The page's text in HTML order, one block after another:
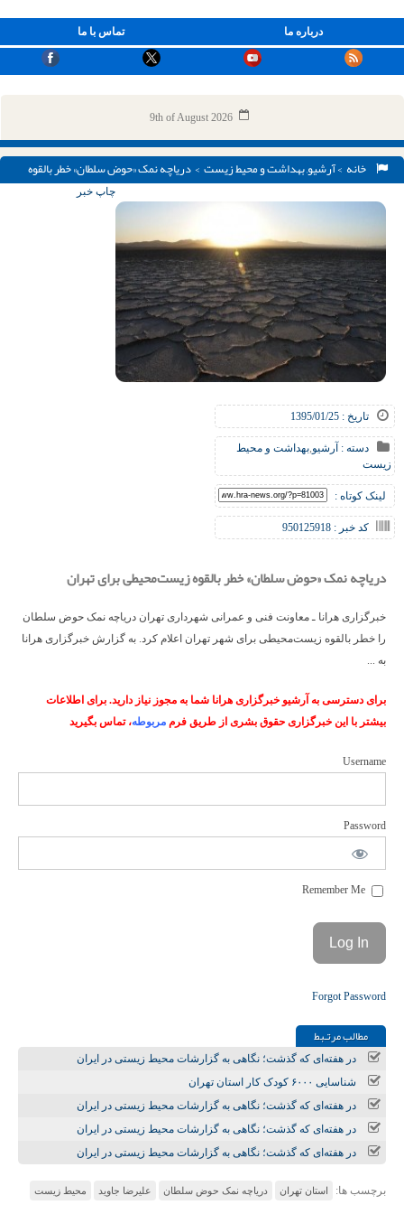
تماس با ما درباره ما
9th of August 2026
خانه >آرشیو,بهداشت و محیط زیست> دریاچه نمک «حوض سلطان» خطر بالقوه
تاریخ : 1395/01/25
دسته : آرشیو,بهداشت و محیط
زیست
لینک کوتاه :
کد خبر : 950125918
چاپ خبر
دریاچه نمک «حوض سلطان» خطر بالقوه زیست‌محیطی برای تهران
خبرگزاری هرانا ـ معاونت فنی و عمرانی شهرداری تهران دریاچه نمک حوض سلطان
را خطر بالقوه زیست‌محیطی برای شهر تهران اعلام کرد. به گزارش خبرگزاری هرانا
به ...
برای دسترسی به آرشیو خبرگزاری هرانا شما به مجوز نیاز دارید. برای اطلاعات
بیشتر با این خبرگزاری حقوق بشری از طریق فرم مربوطه، تماس بگیرید
Username
Password
Forgot Password
مطالب مرتـبط
در هفته‌ای که گذشت؛ نگاهی به گزارشات محیط زیستی در ایران
شناسایی ۶۰۰۰ کودک کار استان تهران
در هفته‌ای که گذشت؛ نگاهی به گزارشات محیط زیستی در ایران
در هفته‌ای که گذشت؛ نگاهی به گزارشات محیط زیستی در ایران
در هفته‌ای که گذشت؛ نگاهی به گزارشات محیط زیستی در ایران
برچسب ها: استان تهران دریاچه نمک حوض سلطان علیرضا جاوید محیط زیست